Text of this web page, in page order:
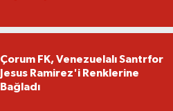
Çorum FK, Venezuelalı Santrfor
Jesus Ramirez'i Renklerine
Bağladı